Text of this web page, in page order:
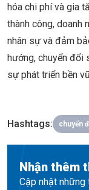
hóa chi phí và gia
thành công, doanh
nhân sự và đảm
hướng, chuyển đổi
sự phát triển bền
Hashtags: chuyển
Nhận thêm
Cập nhật